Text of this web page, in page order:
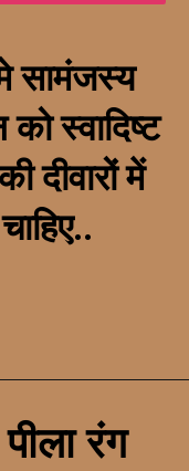
सामंजस्य
स्वादिष्ट
दीवारों में
रंग